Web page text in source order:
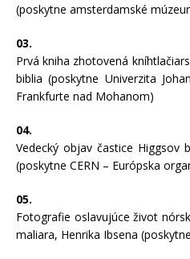
(poskytne amsterdamské
03.
Prvá kniha zhotovená
biblia (poskytne Univerzita
Frankfurte nad Mohanom)
04.
Vedecký objav častice Higgsov
(poskytne CERN – Európska
05.
Fotografie oslavujúce život
maliara, Henrika Ibsena